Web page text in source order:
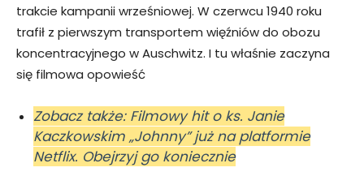
trakcie kampanii wrześniowej. W czerwcu 1940 roku
trafił z pierwszym transportem więźniów do obozu
koncentracyjnego w Auschwitz. I tu właśnie zaczyna
się filmowa opowieść
Zobacz także: Filmowy hit o ks. Janie
Kaczkowskim „Johnny” już na platformie
Netflix. Obejrzyj go koniecznie